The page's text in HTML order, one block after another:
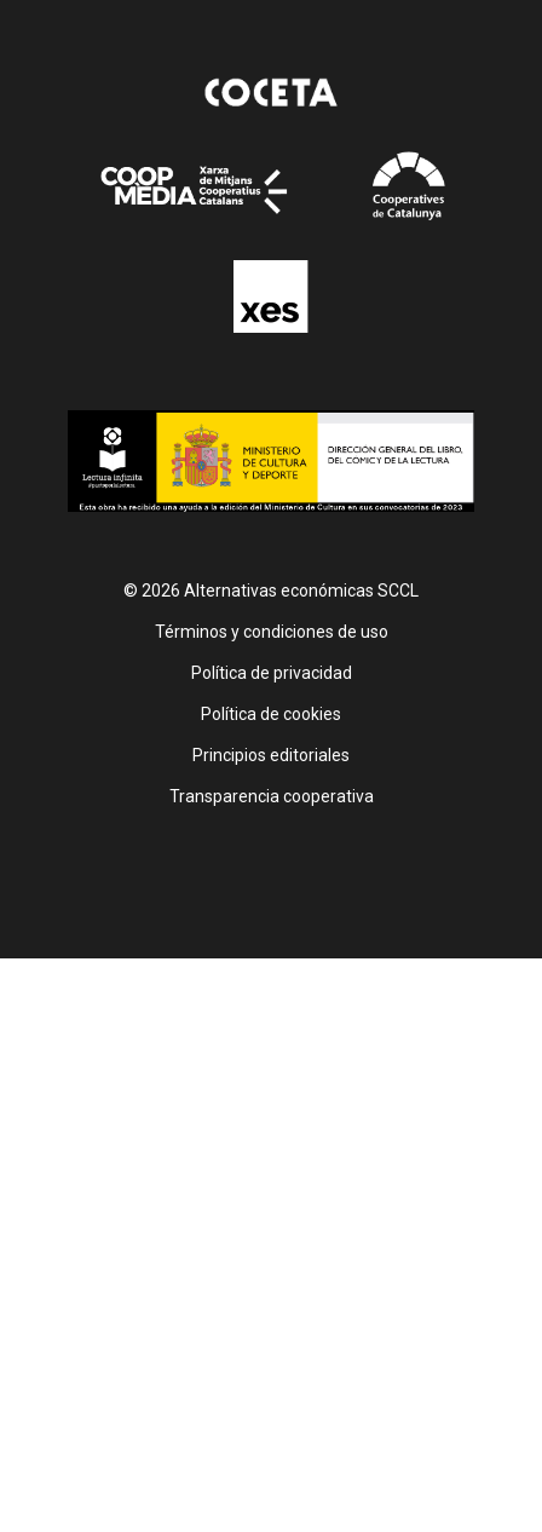
© 2026 Alternativas económicas SCCL
Footer
Términos y condiciones de uso
Política de privacidad
Política de cookies
Principios editoriales
Transparencia cooperativa